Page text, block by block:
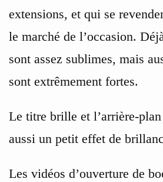
extensions, et qui se
le marché de l’occasion.
sont assez sublimes, mais
sont extrêmement fortes.
Le titre brille et l’arrière-plan
aussi un petit effet de
Les vidéos d’ouverture de